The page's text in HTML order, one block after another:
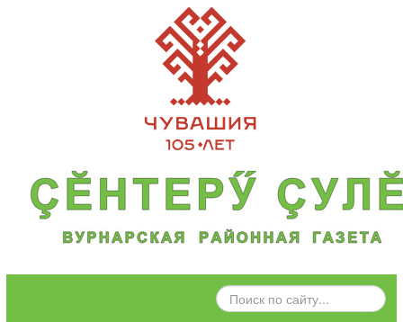
ИСКАТЬ...